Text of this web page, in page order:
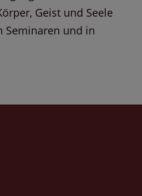
Geist und Seele
Seminaren und in